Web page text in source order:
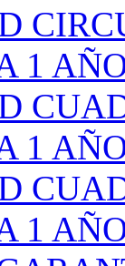
1
1
1